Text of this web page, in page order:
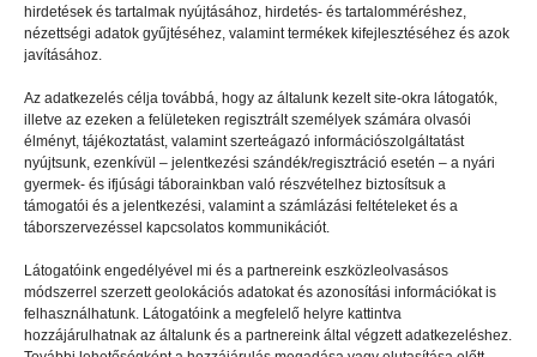
hirdetések és tartalmak nyújtásához, hirdetés- és tartalomméréshez,
nézettségi adatok gyűjtéséhez, valamint termékek kifejlesztéséhez és azok
javításához.
Az adatkezelés célja továbbá, hogy az általunk kezelt site-okra látogatók,
illetve az ezeken a felületeken regisztrált személyek számára olvasói
élményt, tájékoztatást, valamint szerteágazó információszolgáltatást
nyújtsunk, ezenkívül – jelentkezési szándék/regisztráció esetén – a nyári
gyermek- és ifjúsági táborainkban való részvételhez biztosítsuk a
támogatói és a jelentkezési, valamint a számlázási feltételeket és a
táborszervezéssel kapcsolatos kommunikációt.
Látogatóink engedélyével mi és a partnereink eszközleolvasásos
módszerrel szerzett geolokációs adatokat és azonosítási információkat is
felhasználhatunk. Látogatóink a megfelelő helyre kattintva
hozzájárulhatnak az általunk és a partnereink által végzett adatkezeléshez.
EGYÉB
Tuti nyári sportok és tábor